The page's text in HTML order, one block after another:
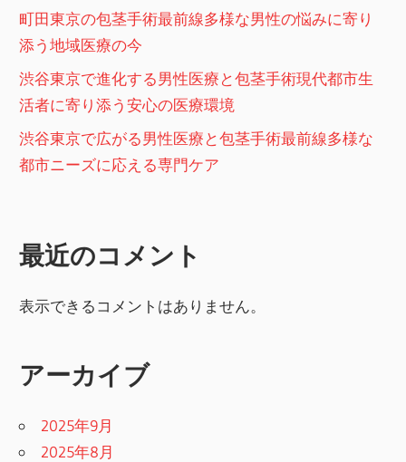
町田東京の包茎手術最前線多様な男性の悩みに寄り
添う地域医療の今
渋谷東京で進化する男性医療と包茎手術現代都市生
活者に寄り添う安心の医療環境
渋谷東京で広がる男性医療と包茎手術最前線多様な
都市ニーズに応える専門ケア
最近のコメント
表示できるコメントはありません。
アーカイブ
2025年9月
2025年8月